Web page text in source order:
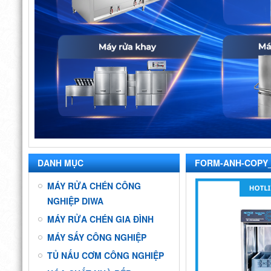
DANH MỤC
MÁY RỬA CHÉN CÔNG
NGHIỆP DIWA
MÁY RỬA CHÉN GIA ĐÌNH
MÁY SẤY CÔNG NGHIỆP
TỦ NẤU CƠM CÔNG NGHIỆP
FORM-ANH-